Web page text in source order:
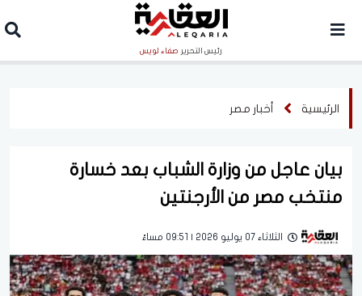
رئيس التحرير صفاء لويس
الرئيسية أخبار مصر
بيان عاجل من وزارة الشباب بعد خسارة
منتخب مصر من الأرجنتين
الثلاثاء 07 يوليو 2026 | 09:51 مساءً